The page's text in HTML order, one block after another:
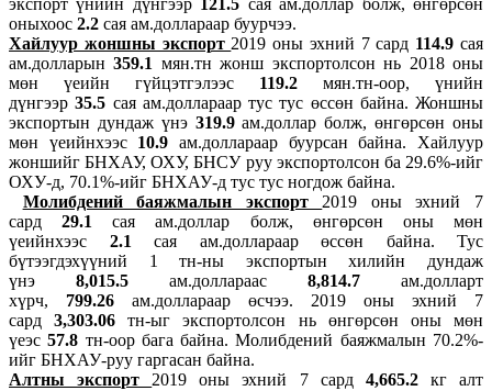
экспорт үнийн дүнгээр 121.5 сая ам.доллар болж, өнгөрсөн
оныхоос 2.2 сая ам.доллараар буурчээ.
Хайлуур жоншны экспорт2019 оны эхний 7 сард 114.9сая
ам.долларын359.1 мян.тн жонш экспортолсон нь 2018 оны
мөн үеийн гүйцэтгэлээс 119.2 мян.тн-оор, үнийн
дүнгээр35.5 сая ам.доллараар тус тус өссөн байна. Жоншны
экспортын дундаж үнэ 319.9ам.доллар болж, өнгөрсөн оны
мөн үеийнхээс 10.9ам.доллараар буурсан байна. Хайлуур
жоншийг БНХАУ, ОХУ, БНСУ руу экспортолсон ба 29.6%-ийг
ОХУ-д, 70.1%-ийг БНХАУ-д тус тус ногдож байна.
Молибдений баяжмалын экспорт2019 оны эхний 7
сард29.1сая ам.доллар болж, өнгөрсөн оны мөн
үеийнхээс 2.1 сая ам.доллараар өссөн байна. Тус
бүтээгдэхүүний 1 тн-ны экспортын хилийн дундаж
үнэ 8,015.5 ам.доллараас 8,814.7 ам.долларт
хүрч, 799.26 ам.доллараар өсчээ. 2019 оны эхний 7
сард3,303.06тн-ыг экспортолсон нь өнгөрсөн оны мөн
үеэс57.8 тн-оор бага байна. Молибдений баяжмалын 70.2%-
ийг БНХАУ-руу гаргасан байна.
Алтны экспорт2019 оны эхний 7 сард 4,665.2кг алт